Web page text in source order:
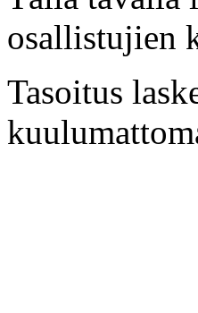
osallistujien
Tasoitus